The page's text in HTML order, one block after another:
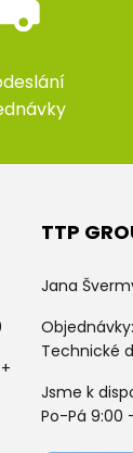
TTP
Jana
Objednávky:
Technické
Jsme k
Po-Pá 9:00